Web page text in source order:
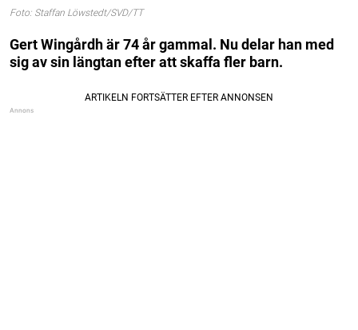
Foto: Staffan Löwstedt/SVD/TT
Gert Wingårdh är 74 år gammal. Nu delar han med
sig av sin längtan efter att skaffa fler barn.